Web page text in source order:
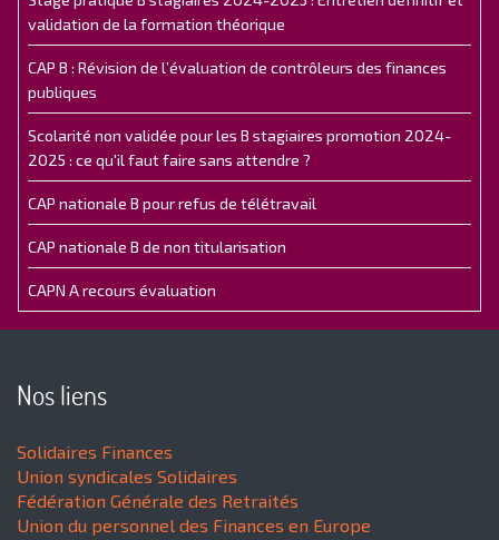
validation de la formation théorique
CAP B : Révision de l’évaluation de contrôleurs des finances
publiques
Scolarité non validée pour les B stagiaires promotion 2024-
2025 : ce qu'il faut faire sans attendre ?
CAP nationale B pour refus de télétravail
CAP nationale B de non titularisation
CAPN A recours évaluation
Nos liens
Solidaires Finances
Union syndicales Solidaires
Fédération Générale des Retraités
Union du personnel des Finances en Europe